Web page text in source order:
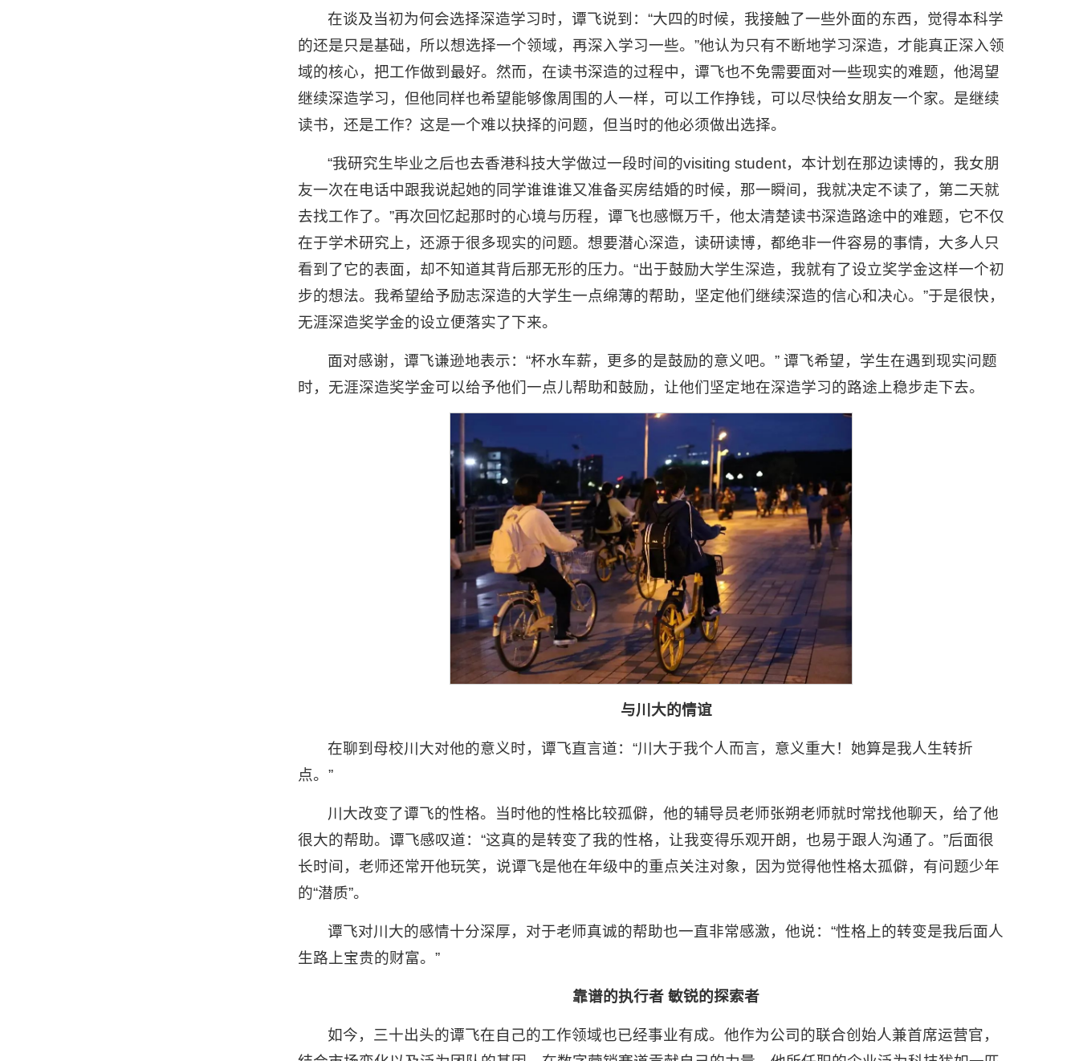
在谈及当初为何会选择深造学习时，谭飞说到：“大四的时候，我接触了一些外面的东西，觉得本科学
的还是只是基础，所以想选择一个领域，再深入学习一些。”他认为只有不断地学习深造，才能真正深入领
域的核心，把工作做到最好。然而，在读书深造的过程中，谭飞也不免需要面对一些现实的难题，他渴望
继续深造学习，但他同样也希望能够像周围的人一样，可以工作挣钱，可以尽快给女朋友一个家。是继续
读书，还是工作？这是一个难以抉择的问题，但当时的他必须做出选择。
“我研究生毕业之后也去香港科技大学做过一段时间的visiting student，本计划在那边读博的，我女朋
友一次在电话中跟我说起她的同学谁谁谁又准备买房结婚的时候，那一瞬间，我就决定不读了，第二天就
去找工作了。”再次回忆起那时的心境与历程，谭飞也感慨万千，他太清楚读书深造路途中的难题，它不仅
在于学术研究上，还源于很多现实的问题。想要潜心深造，读研读博，都绝非一件容易的事情，大多人只
看到了它的表面，却不知道其背后那无形的压力。“出于鼓励大学生深造，我就有了设立奖学金这样一个初
步的想法。我希望给予励志深造的大学生一点绵薄的帮助，坚定他们继续深造的信心和决心。”于是很快，
无涯深造奖学金的设立便落实了下来。
面对感谢，谭飞谦逊地表示：“杯水车薪，更多的是鼓励的意义吧。” 谭飞希望，学生在遇到现实问题
时，无涯深造奖学金可以给予他们一点儿帮助和鼓励，让他们坚定地在深造学习的路途上稳步走下去。
与川大的情谊
在聊到母校川大对他的意义时，谭飞直言道：“川大于我个人而言，意义重大！她算是我人生转折
点。”
川大改变了谭飞的性格。当时他的性格比较孤僻，他的辅导员老师张朔老师就时常找他聊天，给了他
很大的帮助。谭飞感叹道：“这真的是转变了我的性格，让我变得乐观开朗，也易于跟人沟通了。”后面很
长时间，老师还常开他玩笑，说谭飞是他在年级中的重点关注对象，因为觉得他性格太孤僻，有问题少年
的“潜质”。
谭飞对川大的感情十分深厚，对于老师真诚的帮助也一直非常感激，他说：“性格上的转变是我后面人
生路上宝贵的财富。”
靠谱的执行者 敏锐的探索者
如今，三十出头的谭飞在自己的工作领域也已经事业有成。他作为公司的联合创始人兼首席运营官，